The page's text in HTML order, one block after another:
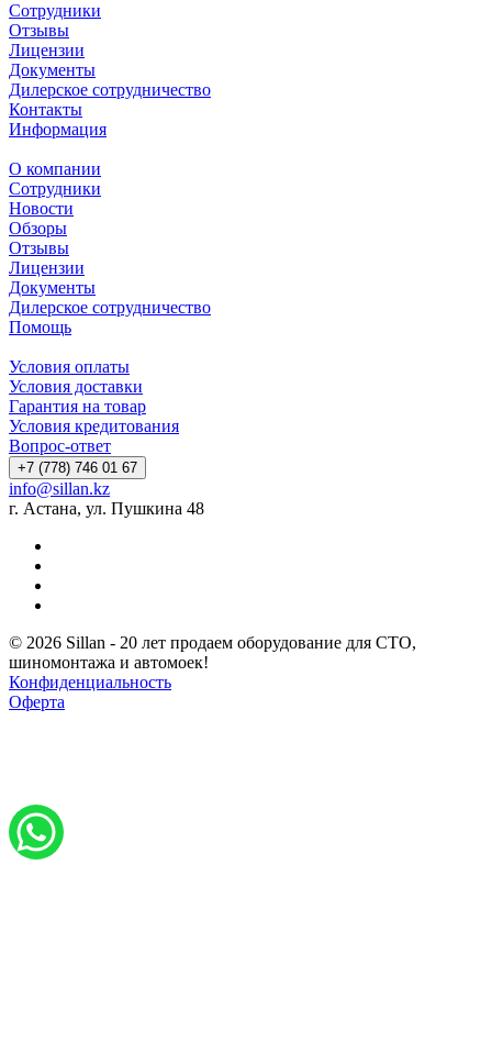
Сотрудники
Отзывы
Лицензии
Документы
Дилерское сотрудничество
Контакты
Информация
О компании
Сотрудники
Новости
Обзоры
Отзывы
Лицензии
Документы
Дилерское сотрудничество
Помощь
Условия оплаты
Условия доставки
Гарантия на товар
Условия кредитования
Вопрос-ответ
+7 (778) 746 01 67
info@sillan.kz
г. Астана, ул. Пушкина 48
© 2026 Sillan - 20 лет продаем оборудование для СТО,
шиномонтажа и автомоек!
Конфиденциальность
Оферта